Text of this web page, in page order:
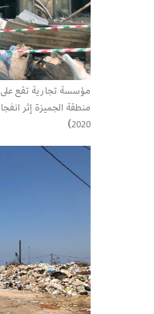
مؤسسة تجارية تقع على
2020)